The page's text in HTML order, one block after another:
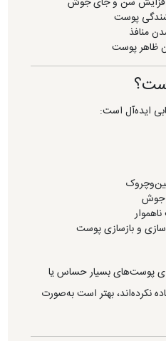
پوست
منافذ
ظاهر پوست
ایده‌آل است:
جوش
و بازسازی پوست
پوست‌های بسیار حساس یا
نکرده‌اند، بهتر است به‌صورت